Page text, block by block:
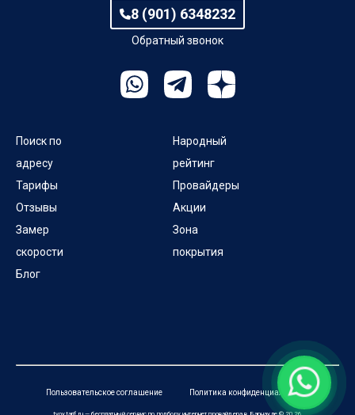
Канатный проезд
Капитальный пер
Кирзаводской проезд
Клеверный проезд
Колодезный пер
Колхозный пер
Короткий пер
8 (901) 6348232
Обратный звонок
Поиск по
адресу
Тарифы
Отзывы
Замер
скорости
Блог
Народный
рейтинг
Провайдеры
Акции
Зона
покрытия
Пользовательское соглашение Политика конфиденциальности